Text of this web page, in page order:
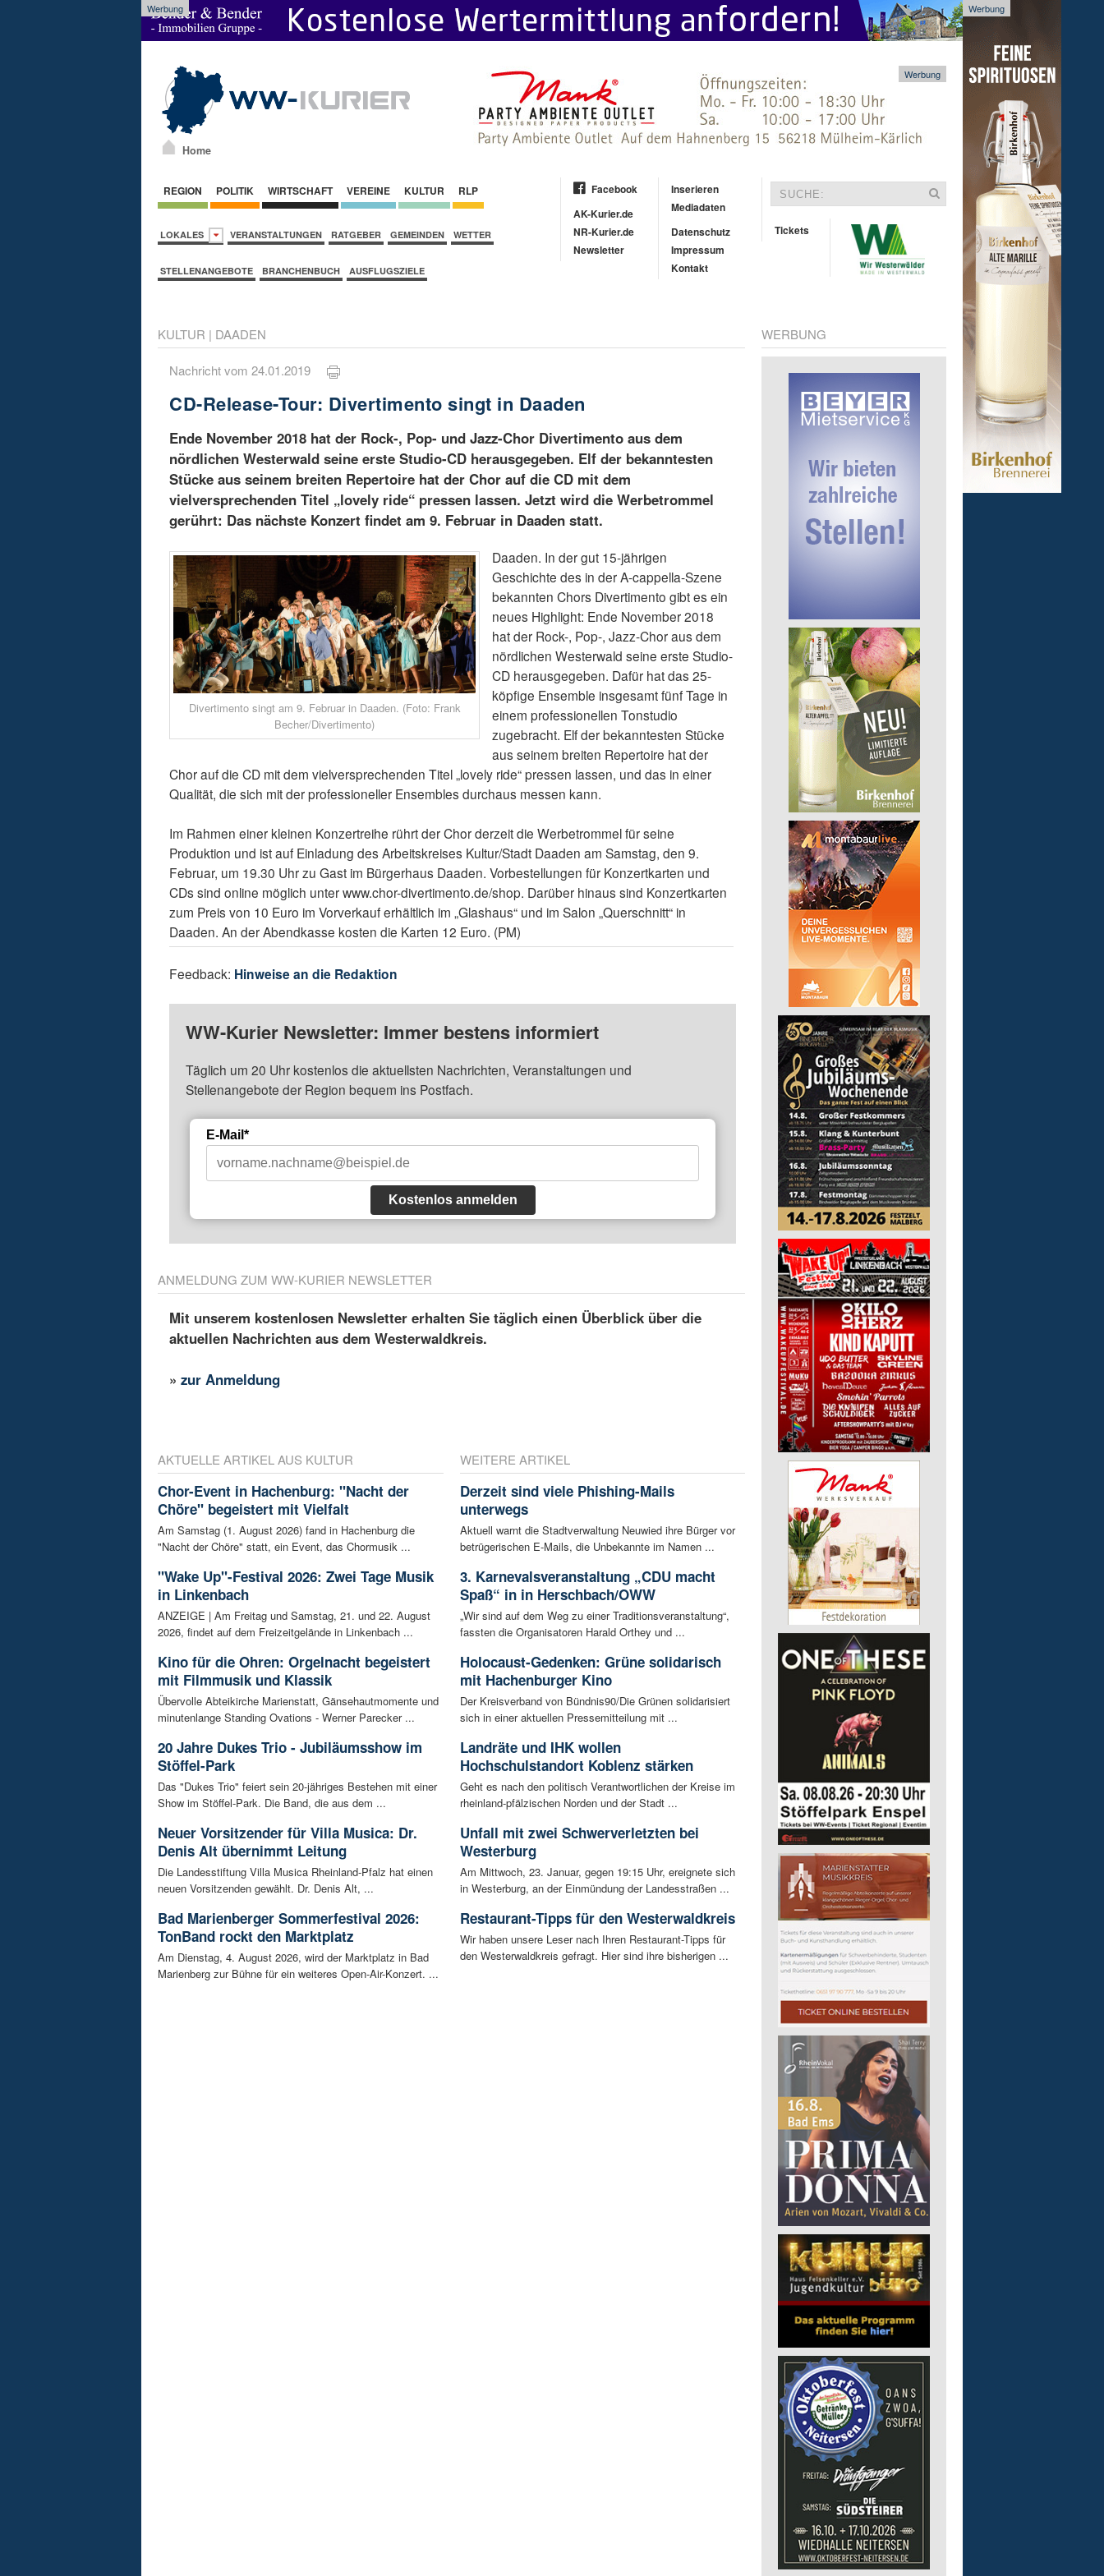
Werbung Werbung
Home
Werbung
REGION POLITIK WIRTSCHAFT VEREINE KULTUR RLP
LOKALES VERANSTALTUNGEN RATGEBER GEMEINDEN WETTER
STELLENANGEBOTE BRANCHENBUCH AUSFLUGSZIELE
Facebook
AK-Kurier.de
NR-Kurier.de
Newsletter
Inserieren
Mediadaten
Datenschutz
Impressum
Kontakt
Tickets
KULTUR | DAADEN
Nachricht vom 24.01.2019
CD-Release-Tour: Divertimento singt in Daaden
Ende November 2018 hat der Rock-, Pop- und Jazz-Chor Divertimento aus dem
nördlichen Westerwald seine erste Studio-CD herausgegeben. Elf der bekanntesten
Stücke aus seinem breiten Repertoire hat der Chor auf die CD mit dem
vielversprechenden Titel „lovely ride“ pressen lassen. Jetzt wird die Werbetrommel
gerührt: Das nächste Konzert findet am 9. Februar in Daaden statt.
Divertimento singt am 9. Februar in Daaden. (Foto: Frank
Becher/Divertimento)
Daaden. In der gut 15-jährigen
Geschichte des in der A-cappella-Szene
bekannten Chors Divertimento gibt es ein
neues Highlight: Ende November 2018
hat der Rock-, Pop-, Jazz-Chor aus dem
nördlichen Westerwald seine erste Studio-
CD herausgegeben. Dafür hat das 25-
köpfige Ensemble insgesamt fünf Tage in
einem professionellen Tonstudio
zugebracht. Elf der bekanntesten Stücke
aus seinem breiten Repertoire hat der
Chor auf die CD mit dem vielversprechenden Titel „lovely ride“ pressen lassen, und das in einer
Qualität, die sich mit der professioneller Ensembles durchaus messen kann.
Im Rahmen einer kleinen Konzertreihe rührt der Chor derzeit die Werbetrommel für seine
Produktion und ist auf Einladung des Arbeitskreises Kultur/Stadt Daaden am Samstag, den 9.
Februar, um 19.30 Uhr zu Gast im Bürgerhaus Daaden. Vorbestellungen für Konzertkarten und
CDs sind online möglich unter www.chor-divertimento.de/shop. Darüber hinaus sind Konzertkarten
zum Preis von 10 Euro im Vorverkauf erhältlich im „Glashaus“ und im Salon „Querschnitt“ in
Daaden. An der Abendkasse kosten die Karten 12 Euro. (PM)
Feedback: Hinweise an die Redaktion
WW-Kurier Newsletter: Immer bestens informiert
Täglich um 20 Uhr kostenlos die aktuellsten Nachrichten, Veranstaltungen und
Stellenangebote der Region bequem ins Postfach.
E-Mail*
Kostenlos anmelden
ANMELDUNG ZUM WW-KURIER NEWSLETTER
Mit unserem kostenlosen Newsletter erhalten Sie täglich einen Überblick über die
aktuellen Nachrichten aus dem Westerwaldkreis.
»zur Anmeldung
AKTUELLE ARTIKEL AUS KULTUR
Chor-Event in Hachenburg: "Nacht der
Chöre" begeistert mit Vielfalt
Am Samstag (1. August 2026) fand in Hachenburg die
"Nacht der Chöre" statt, ein Event, das Chormusik ...
"Wake Up"-Festival 2026: Zwei Tage Musik
in Linkenbach
ANZEIGE | Am Freitag und Samstag, 21. und 22. August
2026, findet auf dem Freizeitgelände in Linkenbach ...
Kino für die Ohren: Orgelnacht begeistert
mit Filmmusik und Klassik
Übervolle Abteikirche Marienstatt, Gänsehautmomente und
minutenlange Standing Ovations - Werner Parecker ...
20 Jahre Dukes Trio - Jubiläumsshow im
Stöffel-Park
Das "Dukes Trio" feiert sein 20-jähriges Bestehen mit einer
Show im Stöffel-Park. Die Band, die aus dem ...
Neuer Vorsitzender für Villa Musica: Dr.
Denis Alt übernimmt Leitung
Die Landesstiftung Villa Musica Rheinland-Pfalz hat einen
neuen Vorsitzenden gewählt. Dr. Denis Alt, ...
Bad Marienberger Sommerfestival 2026:
TonBand rockt den Marktplatz
Am Dienstag, 4. August 2026, wird der Marktplatz in Bad
Marienberg zur Bühne für ein weiteres Open-Air-Konzert. ...
WEITERE ARTIKEL
Derzeit sind viele Phishing-Mails
unterwegs
Aktuell warnt die Stadtverwaltung Neuwied ihre Bürger vor
betrügerischen E-Mails, die Unbekannte im Namen ...
3. Karnevalsveranstaltung „CDU macht
Spaß“ in in Herschbach/OWW
„Wir sind auf dem Weg zu einer Traditionsveranstaltung“,
fassten die Organisatoren Harald Orthey und ...
Holocaust-Gedenken: Grüne solidarisch
mit Hachenburger Kino
Der Kreisverband von Bündnis90/Die Grünen solidarisiert
sich in einer aktuellen Pressemitteilung mit ...
Landräte und IHK wollen
Hochschulstandort Koblenz stärken
Geht es nach den politisch Verantwortlichen der Kreise im
rheinland-pfälzischen Norden und der Stadt ...
Unfall mit zwei Schwerverletzten bei
Westerburg
Am Mittwoch, 23. Januar, gegen 19:15 Uhr, ereignete sich
in Westerburg, an der Einmündung der Landesstraßen ...
Restaurant-Tipps für den Westerwaldkreis
Wir haben unsere Leser nach Ihren Restaurant-Tipps für
den Westerwaldkreis gefragt. Hier sind ihre bisherigen ...
WERBUNG